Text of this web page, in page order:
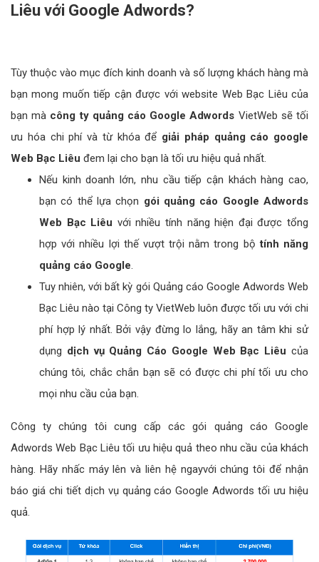
Liêu với Google Adwords?
Tùy thuộc vào mục đích kinh doanh và số lượng khách hàng mà
bạn mong muốn tiếp cận được với website Web Bạc Liêu của
bạn mà công ty quảng cáo Google Adwords VietWeb sẽ tối
ưu hóa chi phí và từ khóa để giải pháp quảng cáo google
Web Bạc Liêu đem lại cho bạn là tối ưu hiệu quả nhất.
Nếu kinh doanh lớn, nhu cầu tiếp cận khách hàng cao,
bạn có thể lựa chọn gói quảng cáo Google Adwords
Web Bạc Liêu với nhiều tính năng hiện đại được tổng
hợp với nhiều lợi thế vượt trội nằm trong bộtính năng
quảng cáo Google.
Tuy nhiên, với bất kỳ gói Quảng cáo Google Adwords Web
Bạc Liêu nào tại Công ty VietWeb luôn được tối ưu với chi
phí hợp lý nhất. Bởi vậy đừng lo lắng, hãy an tâm khi sử
dụng dịch vụ Quảng Cáo Google Web Bạc Liêu của
chúng tôi, chắc chắn bạn sẽ có được chi phí tối ưu cho
mọi nhu cầu của bạn.
Công ty chúng tôi cung cấp các gói quảng cáo Google
Adwords Web Bạc Liêu tối ưu hiệu quả theo nhu cầu của khách
hàng. Hãy nhấc máy lên và liên hệ ngayvới chúng tôi để nhận
báo giá chi tiết dịch vụ quảng cáo Google Adwords tối ưu hiệu
quả.